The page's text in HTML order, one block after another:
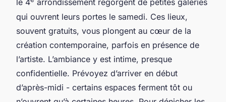
le 4
arrondissement regorgent de petites galeries
qui ouvrent leurs portes le samedi. Ces lieux,
souvent gratuits, vous plongent au cœur de la
création contemporaine, parfois en présence de
l’artiste. L’ambiance y est intime, presque
confidentielle. Prévoyez d’arriver en début
d’après-midi - certains espaces ferment tôt ou